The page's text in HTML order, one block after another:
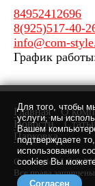
Для того, чтобы
услуги, мы
Вашем
подтверждаете
использовании
cookies Вы можете
Согласен
84952412696
8(925)517-40-
info@com-
График
Главная О
Новости
Парковка
Com-Style LLC ©
Все права защищены